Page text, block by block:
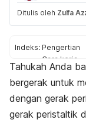
Ditulis oleh Zulfa
Indeks: Pengertian
Cara kerja
Gangguan
Tips sehat
Tahukah Anda
bergerak untuk
dengan gerak
gerak peristaltik